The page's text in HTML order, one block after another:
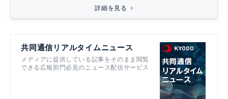
詳細を見る
共同通信リアルタイムニュース
メディアに提供している記事をそのまま閲覧
できる広報部門必見のニュース配信サービス